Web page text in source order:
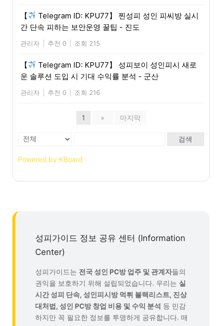
【
Telegram ID: KPU77】 찐성피 성인 피씨방 실시
간 단속 피하는 보안운영 꿀팁 - 진도
관리자 추천 0 조회 215
【
Telegram ID: KPU77】 성피보이 성인피시 새로
운 솔루션 도입 시 기대 수익률 분석 - 군산
관리자 추천 0 조회 216
1 » 마지막
검색
Powered by KBoard
성피가이드 정보 공유 센터 (Information
Center)
성피가이드는 전국 성인 PC방 업주 및 관계자들의
권익을 보호하기 위해 설립되었습니다. 우리는 실
시간 성피 단속, 성인피시방 먹튀 블랙리스트, 진상
대처법, 성인 PC방 창업 비용 및 수익 분석 등 민감
하지만 꼭 필요한 정보를 투명하게 공유합니다. 매